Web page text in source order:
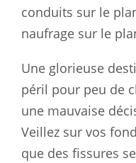
conduits sur le
naufrage sur le
Une glorieuse
péril pour peu de
une mauvaise
Veillez sur vos
que des fissures